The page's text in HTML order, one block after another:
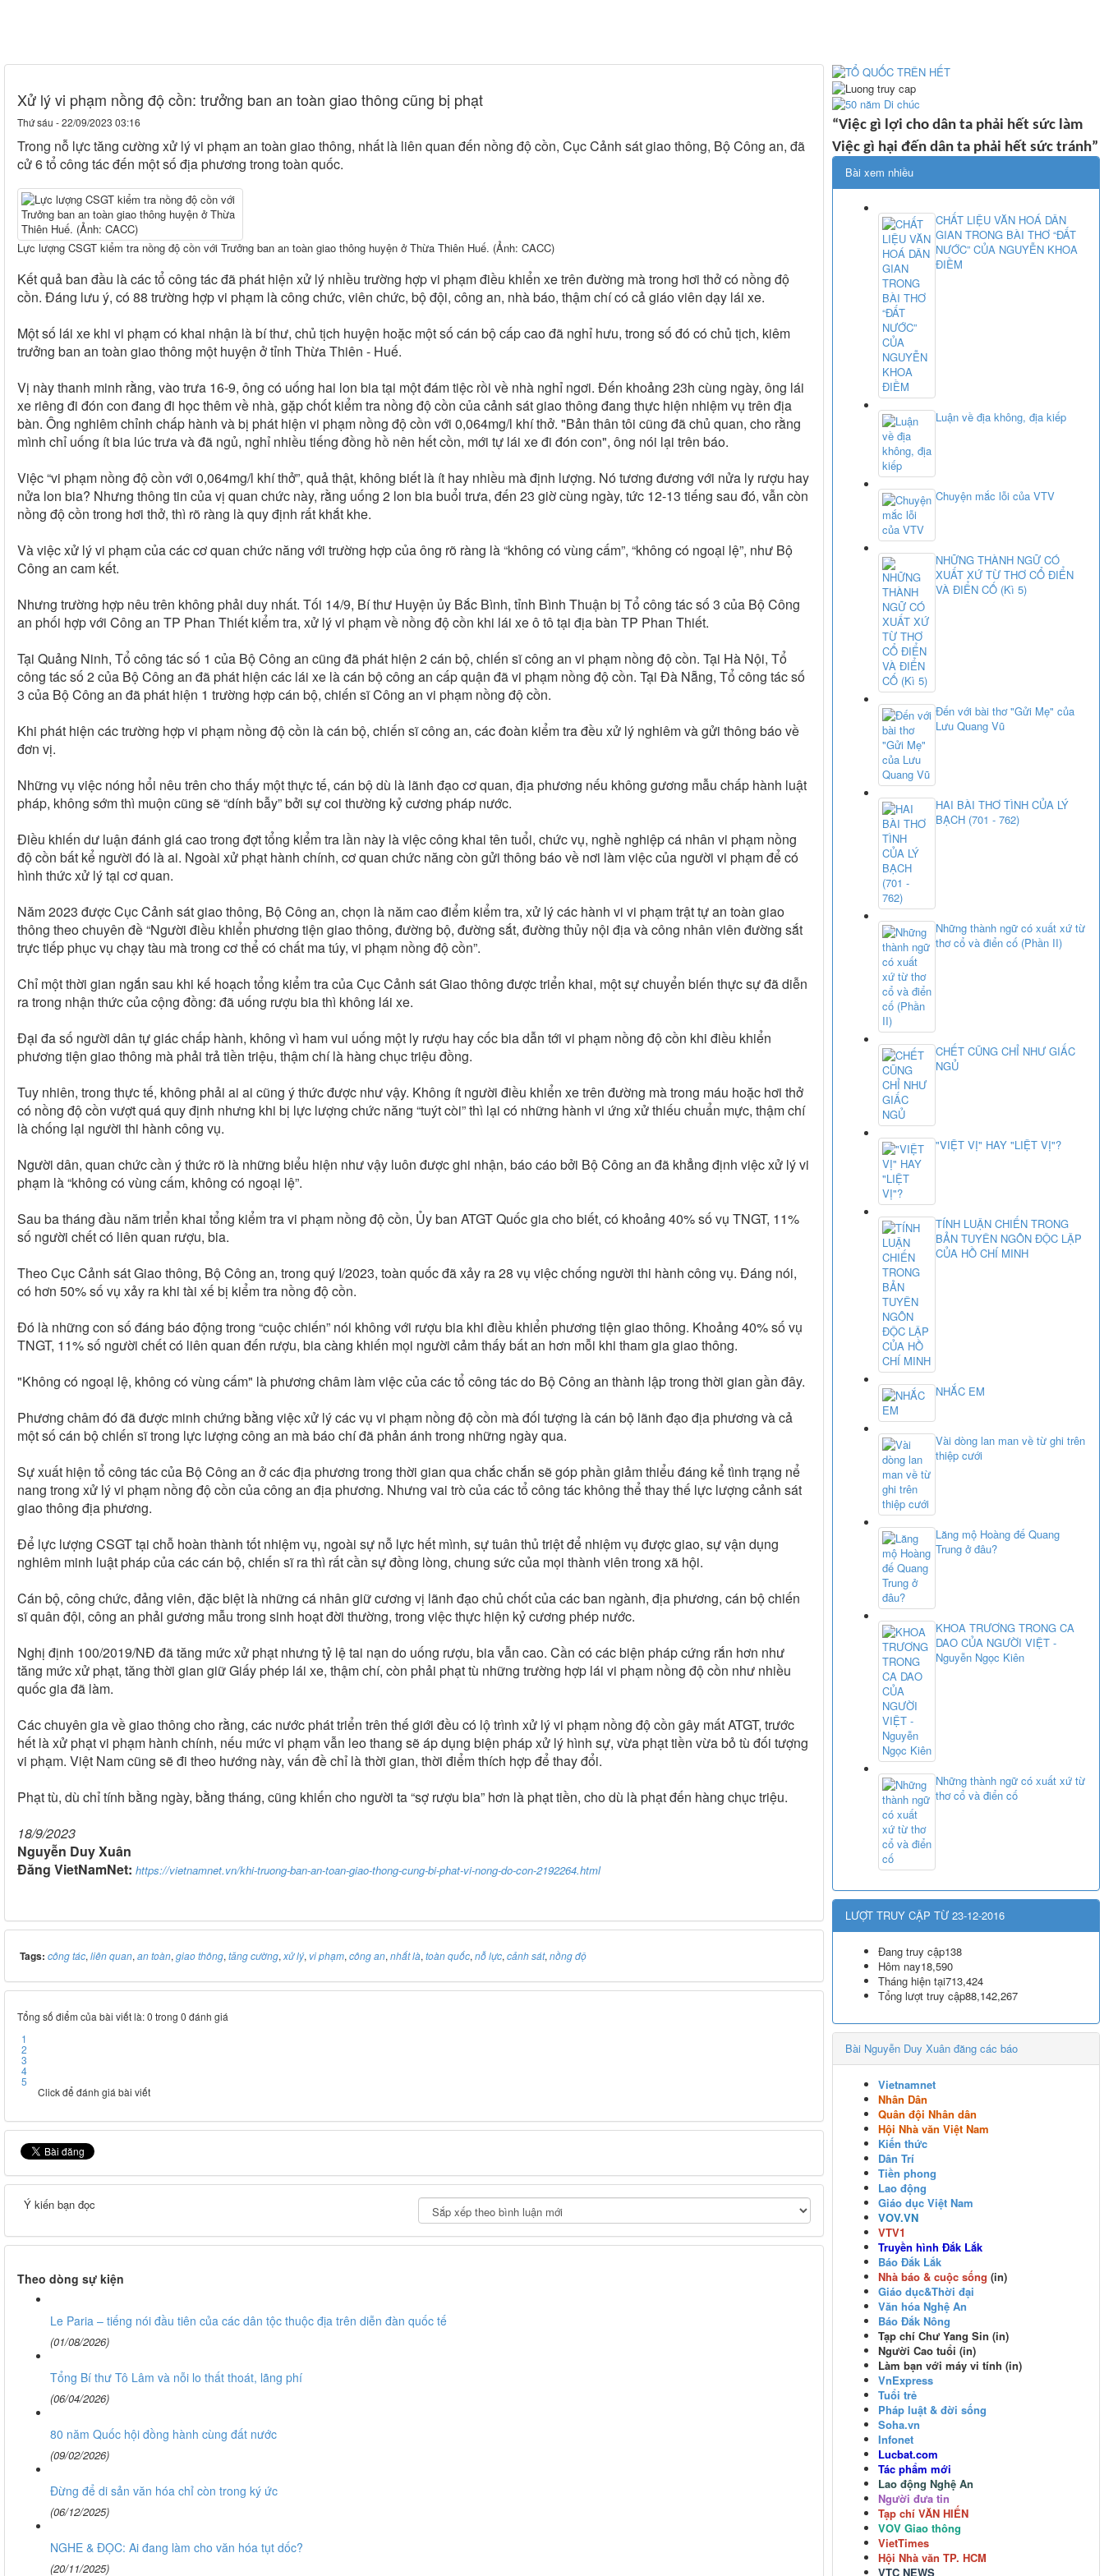
Xử lý vi phạm nồng độ cồn: trưởng ban an toàn giao thông cũng bị phạt
Thứ sáu - 22/09/2023 03:16
Trong nỗ lực tăng cường xử lý vi phạm an toàn giao thông, nhất là liên quan đến nồng độ cồn, Cục Cảnh sát giao thông, Bộ Công an, đã
cử 6 tổ công tác đến một số địa phương trong toàn quốc.
Lực lượng CSGT kiểm tra nồng độ cồn với Trưởng ban an toàn giao thông huyện ở Thừa Thiên Huế. (Ảnh: CACC)
Kết quả ban đầu là các tổ công tác đã phát hiện xử lý nhiều trường hợp vi phạm điều khiển xe trên đường mà trong hơi thở có nồng độ
cồn. Đáng lưu ý, có 88 trường hợp vi phạm là công chức, viên chức, bộ đội, công an, nhà báo, thậm chí có cả giáo viên dạy lái xe.
Một số lái xe khi vi phạm có khai nhận là bí thư, chủ tịch huyện hoặc một số cán bộ cấp cao đã nghỉ hưu, trong số đó có chủ tịch, kiêm
trưởng ban an toàn giao thông một huyện ở tỉnh Thừa Thiên - Huế.
Vị này thanh minh rằng, vào trưa 16-9, ông có uống hai lon bia tại một đám tiệc rồi về nhà nghỉ ngơi. Đến khoảng 23h cùng ngày, ông lái
xe riêng đi đón con đang đi học thêm về nhà, gặp chốt kiểm tra nồng độ cồn của cảnh sát giao thông đang thực hiện nhiệm vụ trên địa
bàn. Ông nghiêm chỉnh chấp hành và bị phát hiện vi phạm nồng độ cồn với 0,064mg/l khí thở. "Bản thân tôi cũng đã chủ quan, cho rằng
mình chỉ uống ít bia lúc trưa và đã ngủ, nghỉ nhiều tiếng đồng hồ nên hết cồn, mới tự lái xe đi đón con", ông nói lại trên báo.
Việc “vi phạm nồng độ cồn với 0,064mg/l khí thở”, quả thật, không biết là ít hay nhiều mà định lượng. Nó tương đương với nửa ly rượu hay
nửa lon bia? Nhưng thông tin của vị quan chức này, rằng uống 2 lon bia buổi trưa, đến 23 giờ cùng ngày, tức 12-13 tiếng sau đó, vẫn còn
nồng độ cồn trong hơi thở, thì rõ ràng là quy định rất khắt khe.
Và việc xử lý vi phạm của các cơ quan chức năng với trường hợp của ông rõ ràng là “không có vùng cấm”, “không có ngoại lệ”, như Bộ
Công an cam kết.
Nhưng trường hợp nêu trên không phải duy nhất. Tối 14/9, Bí thư Huyện ủy Bắc Bình, tỉnh Bình Thuận bị Tổ công tác số 3 của Bộ Công
an phối hợp với Công an TP Phan Thiết kiểm tra, xử lý vi phạm về nồng độ cồn khi lái xe ô tô tại địa bàn TP Phan Thiết.
Tại Quảng Ninh, Tổ công tác số 1 của Bộ Công an cũng đã phát hiện 2 cán bộ, chiến sĩ công an vi phạm nồng độ cồn. Tại Hà Nội, Tổ
công tác số 2 của Bộ Công an đã phát hiện các lái xe là cán bộ công an cấp quận đã vi phạm nồng độ cồn. Tại Đà Nẵng, Tổ công tác số
3 của Bộ Công an đã phát hiện 1 trường hợp cán bộ, chiến sĩ Công an vi phạm nồng độ cồn.
Khi phát hiện các trường hợp vi phạm nồng độ cồn là cán bộ, chiến sĩ công an, các đoàn kiểm tra đều xử lý nghiêm và gửi thông báo về
đơn vị.
Những vụ việc nóng hổi nêu trên cho thấy một thực tế, cán bộ dù là lãnh đạo cơ quan, địa phương nếu không gương mẫu chấp hành luật
pháp, không sớm thì muộn cũng sẽ “dính bẫy” bởi sự coi thường kỷ cương pháp nước.
Điều khiến dư luận đánh giá cao trong đợt tổng kiểm tra lần này là việc công khai tên tuổi, chức vụ, nghề nghiệp cá nhân vi phạm nồng
độ cồn bất kể người đó là ai. Ngoài xử phạt hành chính, cơ quan chức năng còn gửi thông báo về nơi làm việc của người vi phạm để có
hình thức xử lý tại cơ quan.
Năm 2023 được Cục Cảnh sát giao thông, Bộ Công an, chọn là năm cao điểm kiểm tra, xử lý các hành vi vi phạm trật tự an toàn giao
thông theo chuyên đề “Người điều khiển phương tiện giao thông, đường bộ, đường sắt, đường thủy nội địa và công nhân viên đường sắt
trực tiếp phục vụ chạy tàu mà trong cơ thể có chất ma túy, vi phạm nồng độ cồn”.
Chỉ một thời gian ngắn sau khi kế hoạch tổng kiểm tra của Cục Cảnh sát Giao thông được triển khai, một sự chuyển biến thực sự đã diễn
ra trong nhận thức của cộng đồng: đã uống rượu bia thì không lái xe.
Đại đa số người dân tự giác chấp hành, không vì ham vui uống một ly rượu hay cốc bia dẫn tới vi phạm nồng độ cồn khi điều khiển
phương tiện giao thông mà phải trả tiền triệu, thậm chí là hàng chục triệu đồng.
Tuy nhiên, trong thực tế, không phải ai ai cũng ý thức được như vậy. Không ít người điều khiển xe trên đường mà trong máu hoặc hơi thở
có nồng độ cồn vượt quá quy định nhưng khi bị lực lượng chức năng “tuýt còi” thì lại có những hành vi ứng xử thiếu chuẩn mực, thậm chí
là chống lại người thi hành công vụ.
Người dân, quan chức cần ý thức rõ là những biểu hiện như vậy luôn được ghi nhận, báo cáo bởi Bộ Công an đã khẳng định việc xử lý vi
phạm là “không có vùng cấm, không có ngoại lệ”.
Sau ba tháng đầu năm triển khai tổng kiểm tra vi phạm nồng độ cồn, Ủy ban ATGT Quốc gia cho biết, có khoảng 40% số vụ TNGT, 11%
số người chết có liên quan rượu, bia.
Theo Cục Cảnh sát Giao thông, Bộ Công an, trong quý I/2023, toàn quốc đã xảy ra 28 vụ việc chống người thi hành công vụ. Đáng nói,
có hơn 50% số vụ xảy ra khi tài xế bị kiểm tra nồng độ cồn.
Đó là những con số đáng báo động trong “cuộc chiến” nói không với rượu bia khi điều khiển phương tiện giao thông. Khoảng 40% số vụ
TNGT, 11% số người chết có liên quan đến rượu, bia càng khiến mọi người cảm thấy bất an hơn mỗi khi tham gia giao thông.
"Không có ngoại lệ, không có vùng cấm" là phương châm làm việc của các tổ công tác do Bộ Công an thành lập trong thời gian gần đây.
Phương châm đó đã được minh chứng bằng việc xử lý các vụ vi phạm nồng độ cồn mà đối tượng là cán bộ lãnh đạo địa phương và cả
một số cán bộ chiến sĩ trong lực lượng công an mà báo chí đã phản ánh trong những ngày qua.
Sự xuất hiện tổ công tác của Bộ Công an ở các địa phương trong thời gian qua chắc chắn sẽ góp phần giảm thiểu đáng kể tình trạng nể
nang trong xử lý vi phạm nồng độ cồn của công an địa phương. Nhưng vai trò của các tổ công tác không thể thay thế lực lượng cảnh sát
giao thông địa phương.
Để lực lượng CSGT tại chỗ hoàn thành tốt nhiệm vụ, ngoài sự nỗ lực hết mình, sự tuân thủ triệt để nhiệm vụ được giao, sự vận dụng
nghiêm minh luật pháp của các cán bộ, chiến sĩ ra thì rất cần sự đồng lòng, chung sức của mọi thành viên trong xã hội.
Cán bộ, công chức, đảng viên, đặc biệt là những cá nhân giữ cương vị lãnh đạo chủ chốt của các ban ngành, địa phương, cán bộ chiến
sĩ quân đội, công an phải gương mẫu trong sinh hoạt đời thường, trong việc thực hiện kỷ cương phép nước.
Nghị định 100/2019/NĐ đã tăng mức xử phạt nhưng tỷ lệ tai nạn do uống rượu, bia vẫn cao. Cần có các biện pháp cứng rắn hơn như
tăng mức xử phạt, tăng thời gian giữ Giấy phép lái xe, thậm chí, còn phải phạt tù những trường hợp lái vi phạm nồng độ cồn như nhiều
quốc gia đã làm.
Các chuyên gia về giao thông cho rằng, các nước phát triển trên thế giới đều có lộ trình xử lý vi phạm nồng độ cồn gây mất ATGT, trước
hết là xử phạt vi phạm hành chính, nếu mức vi phạm vẫn leo thang sẽ áp dụng biện pháp xử lý hình sự, vừa phạt tiền vừa bỏ tù đối tượng
vi phạm. Việt Nam cũng sẽ đi theo hướng này, vấn đề chỉ là thời gian, thời điểm thích hợp để thay đổi.
Phạt tù, dù chỉ tính bằng ngày, bằng tháng, cũng khiến cho người ta “sợ rượu bia” hơn là phạt tiền, cho dù là phạt đến hàng chục triệu.
18/9/2023
Nguyễn Duy Xuân
Đăng VietNamNet: https://vietnamnet.vn/khi-truong-ban-an-toan-giao-thong-cung-bi-phat-vi-nong-do-con-2192264.html
Tags: công tác, liên quan, an toàn, giao thông, tăng cường, xử lý, vi phạm, công an, nhất là, toàn quốc, nỗ lực, cảnh sát, nồng độ
Tổng số điểm của bài viết là: 0 trong 0 đánh giá
1
2
3
4
5
Click để đánh giá bài viết
Ý kiến bạn đọc
Theo dòng sự kiện
Le Paria – tiếng nói đầu tiên của các dân tộc thuộc địa trên diễn đàn quốc tế
(01/08/2026)
Tổng Bí thư Tô Lâm và nỗi lo thất thoát, lãng phí
(06/04/2026)
80 năm Quốc hội đồng hành cùng đất nước
(09/02/2026)
Đừng để di sản văn hóa chỉ còn trong ký ức
(06/12/2025)
NGHE & ĐỌC: Ai đang làm cho văn hóa tụt dốc?
(20/11/2025)
“Việc gì lợi cho dân ta phải hết sức làm
Việc gì hại đến dân ta phải hết sức tránh”
Bài xem nhiều
CHẤT LIỆU VĂN HOÁ DÂN
GIAN TRONG BÀI THƠ “ĐẤT
NƯỚC” CỦA NGUYỄN KHOA
ĐIỀM
Luận về địa không, địa kiếp
Chuyện mắc lỗi của VTV
NHỮNG THÀNH NGỮ CÓ
XUẤT XỨ TỪ THƠ CỔ ĐIỂN
VÀ ĐIỂN CỐ (Kì 5)
Đến với bài thơ "Gửi Mẹ" của
Lưu Quang Vũ
HAI BÀI THƠ TÌNH CỦA LÝ
BẠCH (701 - 762)
Những thành ngữ có xuất xứ từ
thơ cổ và điển cố (Phần II)
CHẾT CŨNG CHỈ NHƯ GIẤC
NGỦ
"VIỆT VỊ" HAY "LIỆT VỊ"?
TÍNH LUẬN CHIẾN TRONG
BẢN TUYÊN NGÔN ĐỘC LẬP
CỦA HỒ CHÍ MINH
NHẮC EM
Vài dòng lan man về từ ghi trên
thiệp cưới
Lăng mộ Hoàng đế Quang
Trung ở đâu?
KHOA TRƯƠNG TRONG CA
DAO CỦA NGƯỜI VIỆT -
Nguyễn Ngọc Kiên
Những thành ngữ có xuất xứ từ
thơ cổ và điển cố
LƯỢT TRUY CẬP TỪ 23-12-2016
Đang truy cập138
Hôm nay18,590
Tháng hiện tại713,424
Tổng lượt truy cập88,142,267
Bài Nguyễn Duy Xuân đăng các báo
Vietnamnet
Nhân Dân
Quân đội Nhân dân
Hội Nhà văn Việt Nam
Kiến thức
Dân Trí
Tiền phong
Lao động
Giáo dục Việt Nam
VOV.VN
VTV1
Truyền hình Đắk Lắk
Báo Đắk Lắk
Nhà báo & cuộc sống (in)
Giáo dục&Thời đại
Văn hóa Nghệ An
Báo Đắk Nông
Tạp chí Chư Yang Sin (in)
Người Cao tuổi (in)
Làm bạn với máy vi tính (in)
VnExpress
Tuổi trẻ
Pháp luật & đời sống
Soha.vn
Infonet
Lucbat.com
Tác phẩm mới
Lao động Nghệ An
Người đưa tin
Tạp chí VĂN HIẾN
VOV Giao thông
VietTimes
Hội Nhà văn TP. HCM
VTC NEWS